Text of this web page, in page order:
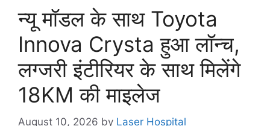
न्यू मॉडल के साथ Toyota
Innova Crysta हुआ लॉन्च,
लग्जरी इंटीरियर के साथ मिलेंगे
18KM की माइलेज
August 10, 2026 by Laser Hospital